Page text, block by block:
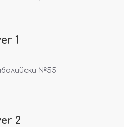
1
№55
2